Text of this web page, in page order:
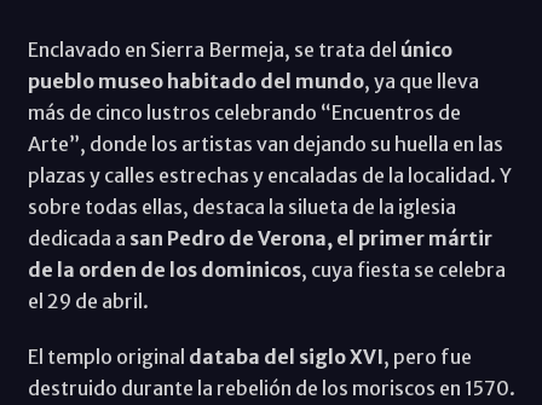
Enclavado en Sierra Bermeja, se trata del único
pueblo museo habitado del mundo, ya que lleva
más de cinco lustros celebrando “Encuentros de
Arte”, donde los artistas van dejando su huella en las
plazas y calles estrechas y encaladas de la localidad. Y
sobre todas ellas, destaca la silueta de la iglesia
dedicada a san Pedro de Verona, el primer mártir
de la orden de los dominicos, cuya fiesta se celebra
el 29 de abril.
El templo original databa del siglo XVI, pero fue
destruido durante la rebelión de los moriscos en 1570.